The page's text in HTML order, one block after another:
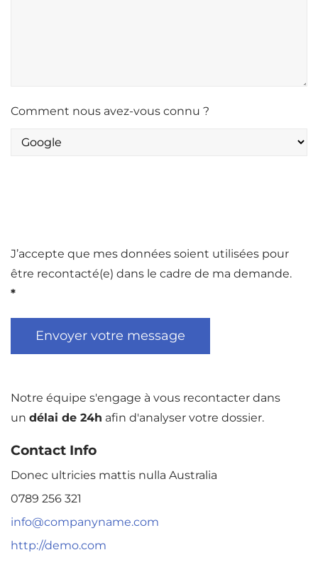
Comment nous avez-vous connu ?
J’accepte que mes données soient utilisées pour
être recontacté(e) dans le cadre de ma demande.
*
Notre équipe s'engage à vous recontacter dans
un délai de 24h afin d'analyser votre dossier.
Contact Info
Donec ultricies mattis nulla Australia
0789 256 321
info@companyname.com
http://demo.com